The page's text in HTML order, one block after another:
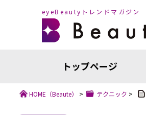
eyeBeautyトレンドマガジン
トップページ
HOME （Beaute） > テクニック >